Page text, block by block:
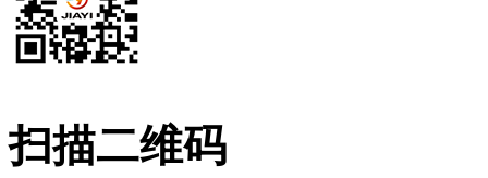
扫描二维码